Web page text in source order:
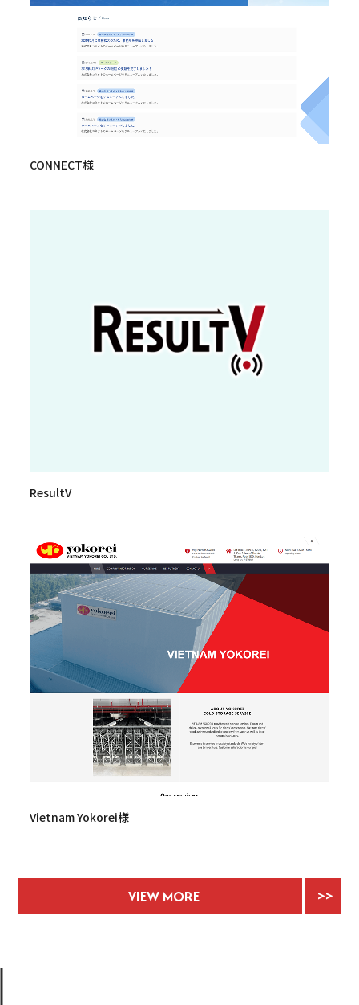
CONNECT様
ResultV
Vietnam Yokorei様
VIEW MORE